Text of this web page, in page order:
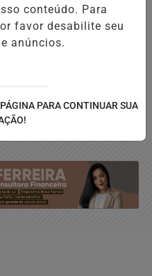
conteúdo. Para
favor desabilite seu
anúncios.
PARA CONTINUAR SUA